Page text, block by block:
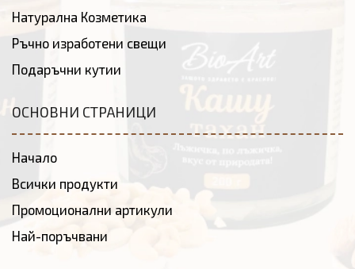
Натурална Козметика
Ръчно изработени свещи
Подаръчни кутии
ОСНОВНИ СТРАНИЦИ
Начало
Всички продукти
Промоционални артикули
Най-поръчвани